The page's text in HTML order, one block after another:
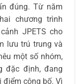
đúng. Từ năm
chương trình
JPETS cho
lưu trú trung và
một số nhóm,
đặc định, đang
công bố. Vì